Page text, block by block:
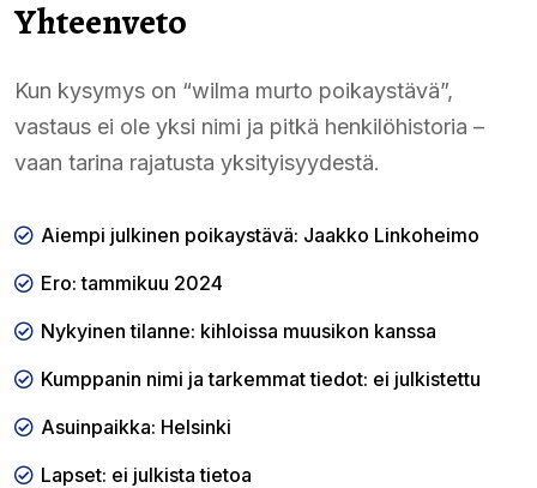
Yhteenveto
Kun kysymys on “wilma murto poikaystävä”,
vastaus ei ole yksi nimi ja pitkä henkilöhistoria –
vaan tarina rajatusta yksityisyydestä.
Aiempi julkinen poikaystävä: Jaakko Linkoheimo
Ero: tammikuu 2024
Nykyinen tilanne: kihloissa muusikon kanssa
Kumppanin nimi ja tarkemmat tiedot: ei julkistettu
Asuinpaikka: Helsinki
Lapset: ei julkista tietoa